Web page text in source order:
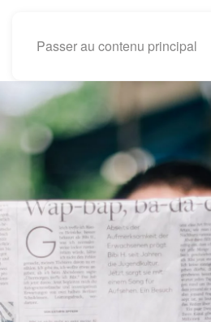
Passer au contenu principal